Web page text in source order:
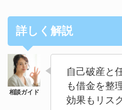
詳しく解説
自己破産と
も借金を整
効果もリス